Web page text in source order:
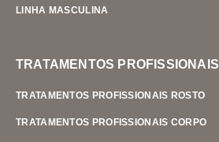
LINHA MASCULINA
TRATAMENTOS PROFISSIONAIS
TRATAMENTOS PROFISSIONAIS ROSTO
TRATAMENTOS PROFISSIONAIS CORPO